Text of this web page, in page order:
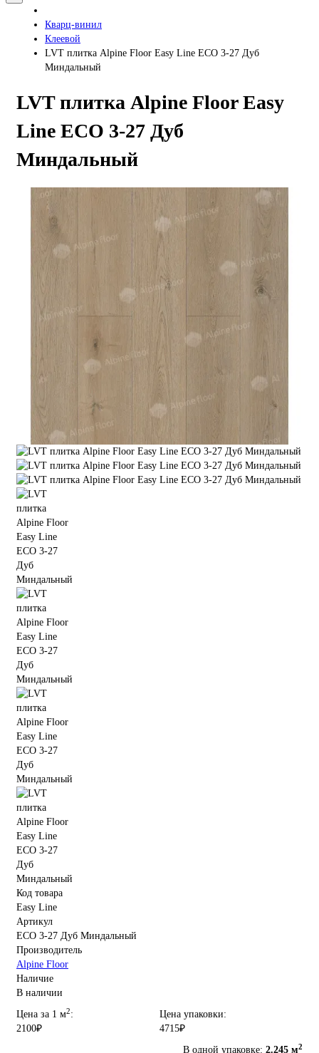
Кварц-винил
Клеевой
LVT плитка Alpine Floor Easy Line ECO 3-27 Дуб
Миндальный
LVT плитка Alpine Floor Easy
Line ECO 3-27 Дуб
Миндальный
Код товара
Easy Line
Артикул
ECO 3-27 Дуб Миндальный
Производитель
Alpine Floor
Наличие
В наличии
Цена за 1 м2:
2100₽
Цена упаковки:
4715₽
В одной упаковке: 2.245 м2